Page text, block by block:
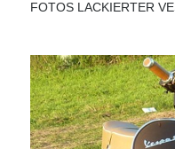
FOTOS LACKIERTER